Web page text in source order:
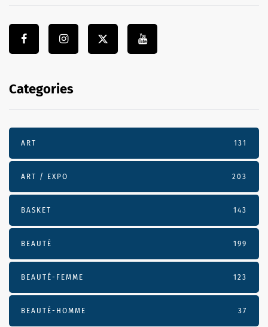
Categories
ART 131
ART / EXPO 203
BASKET 143
BEAUTÉ 199
BEAUTÉ-FEMME 123
BEAUTÉ-HOMME 37